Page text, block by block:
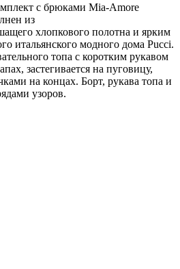
с брюками Mia-Amore
из
хлопкового полотна и ярким
итальянского модного дома Pucci.
топа с коротким рукавом
застегивается на пуговицу,
на концах. Борт, рукава топа и
узоров.